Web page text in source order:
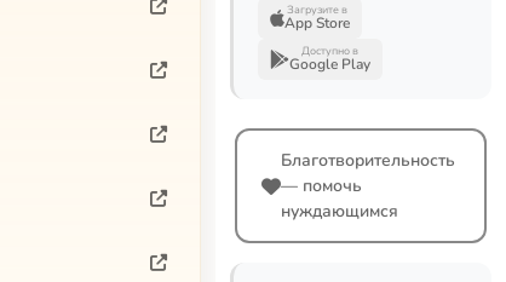
Загрузите в
App Store
Доступно в
Google Play
Благотворительность
— помочь
нуждающимся